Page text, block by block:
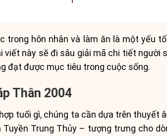
trong hôn nhân và làm ăn là một yếu
này sẽ đi sâu giải mã chi tiết người
đạt được mục tiêu trong cuộc sống.
Thân 2004
tuổi gì, chúng ta cần dựa trên thuyết
Trung Thủy – tượng trưng cho